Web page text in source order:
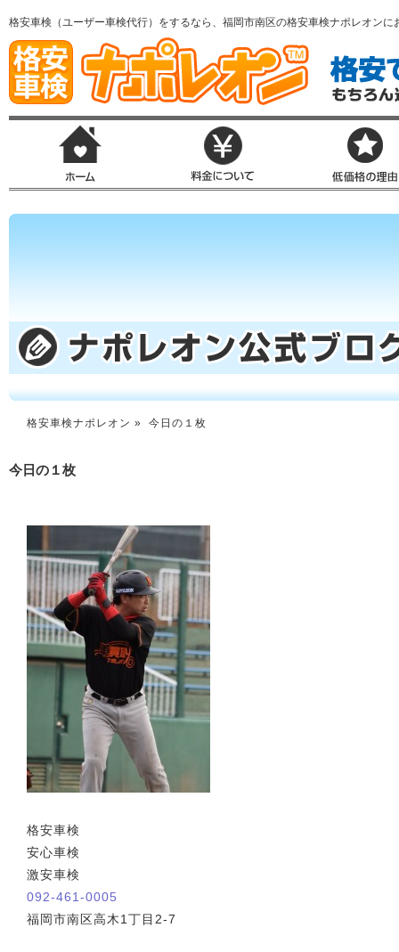
格安車検（ユーザー車検代行）をするなら、福岡市南区の格安車検ナポレオンに
格安車検ナポレオン » 今日の１枚
今日の１枚
格安車検
安心車検
激安車検
092-461-0005
福岡市南区高木1丁目2-7